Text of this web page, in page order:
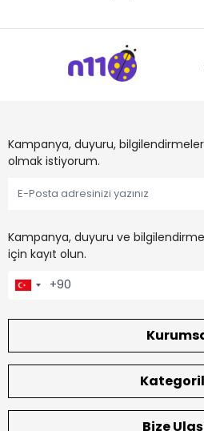
Kampanya, duyuru,
olmak istiyorum.
Kampanya, duyuru ve
için kayıt olun.
Bize